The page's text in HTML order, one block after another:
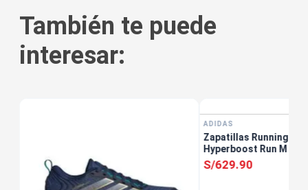
También te puede
interesar:
ADIDAS
Zapatillas Running
Hyperboost Run M
S/629.90